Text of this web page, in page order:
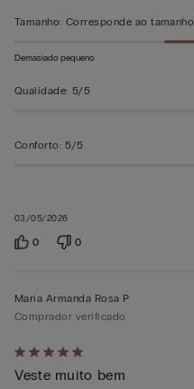
03/05/2026
Tamanho: Corresponde ao tamanho
Demasiado pequeno
Qualidade: 5/5
Conforto: 5/5
0 0
Atribuiu
5
Maria Armanda Rosa P
Comprador verificado
Veste muito bem